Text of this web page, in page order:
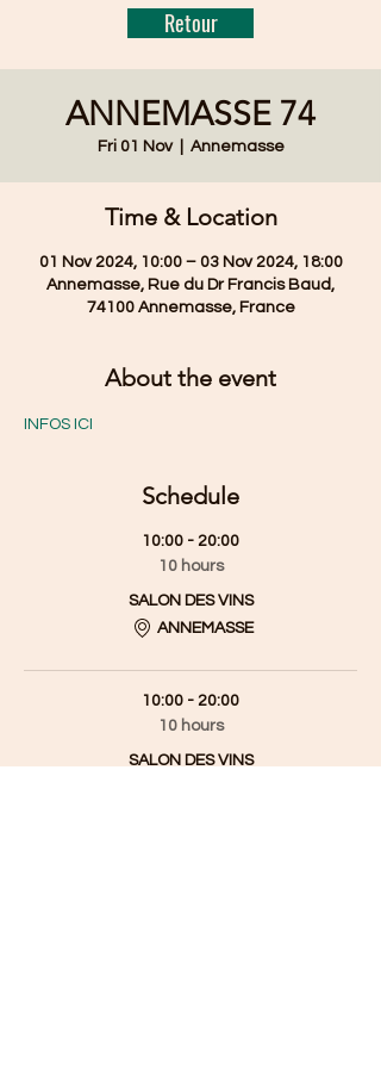
Retour
ANNEMASSE 74
Fri 01 Nov
  |
Annemasse
Time & Location
01 Nov 2024, 10:00 – 03 Nov 2024, 18:00
Annemasse, Rue du Dr Francis Baud,
74100 Annemasse, France
About the event
INFOS ICI
Schedule
10:00 - 20:00
10 hours
SALON DES VINS
ANNEMASSE
10:00 - 20:00
10 hours
SALON DES VINS